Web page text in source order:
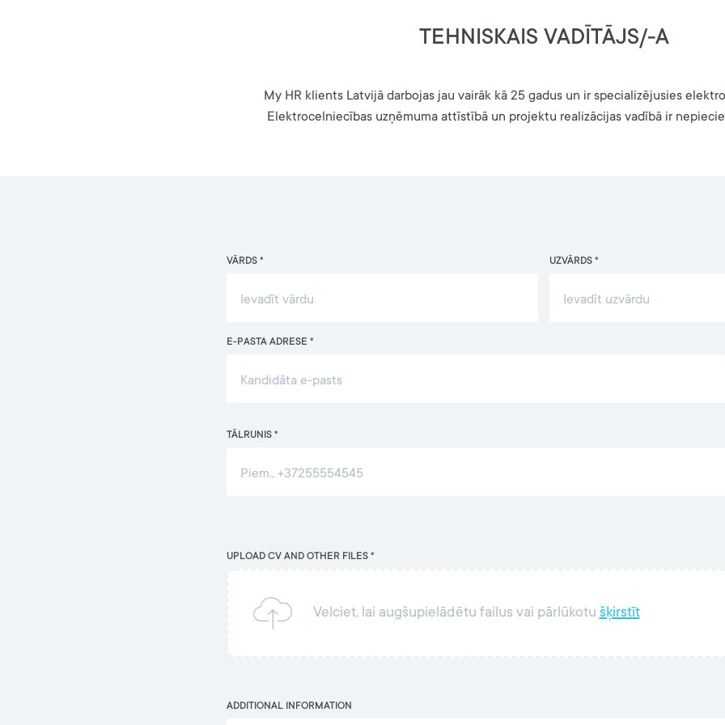
TEHNISKAIS VADĪTĀJS/-A
My HR klients Latvijā darbojas jau vairāk kā 25 gadus un ir specializējusies
Elektrocelniecības uzņēmuma attīstībā un projektu realizācijas vadībā ir
VĀRDS * UZVĀRDS *
E-PASTA ADRESE *
TĀLRUNIS *
UPLOAD CV AND OTHER FILES *
Velciet, lai augšupielādētu failus vai pārlūkotušķirstīt
ADDITIONAL INFORMATION